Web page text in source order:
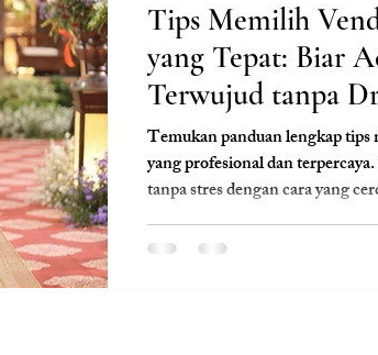
Tips Memilih
yang Tepat: Biar
Terwujud tanpa
Temukan panduan lengkap
yang profesional dan
tanpa stres dengan cara yang